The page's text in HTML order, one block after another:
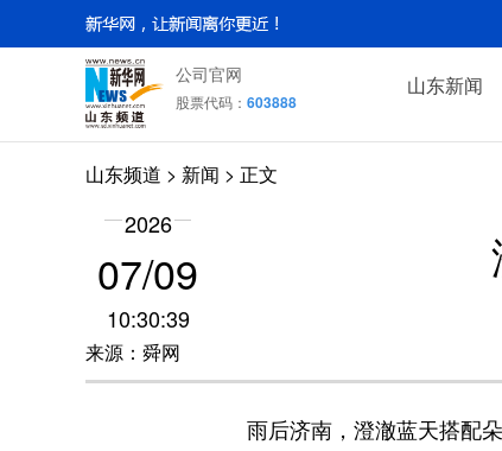
公司官网
股票代码： 603888
山东新闻
山东频道 > 新闻 > 正文
2026
07/09
10:30:39
来源：舜网
雨后济南，澄澈蓝天搭配朵